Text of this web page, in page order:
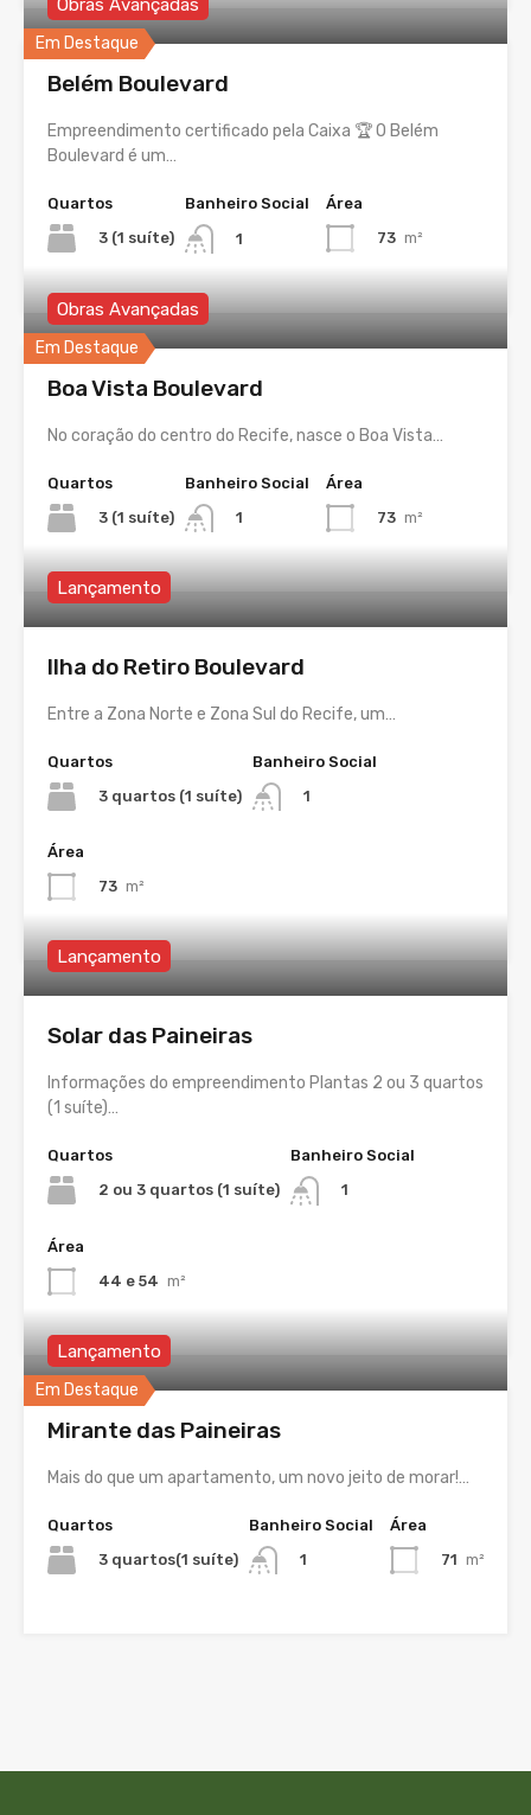
Em Destaque
Obras Avançadas
Belém Boulevard
Empreendimento certificado pela Caixa 🏆 O Belém
Boulevard é um…
Quartos
3 (1 suíte)
Banheiro Social
1
Área
73 m²
Em Destaque
Obras Avançadas
Boa Vista Boulevard
No coração do centro do Recife, nasce o Boa Vista…
Quartos
3 (1 suíte)
Banheiro Social
1
Área
73 m²
Lançamento
Ilha do Retiro Boulevard
Entre a Zona Norte e Zona Sul do Recife, um…
Quartos
3 quartos (1 suíte)
Banheiro Social
1
Área
73 m²
Lançamento
Solar das Paineiras
Informações do empreendimento Plantas 2 ou 3 quartos
(1 suíte)…
Quartos
2 ou 3 quartos (1 suíte)
Banheiro Social
1
Área
44 e 54 m²
Em Destaque
Lançamento
Mirante das Paineiras
Mais do que um apartamento, um novo jeito de morar!…
Quartos
3 quartos(1 suíte)
Banheiro Social
1
Área
71 m²